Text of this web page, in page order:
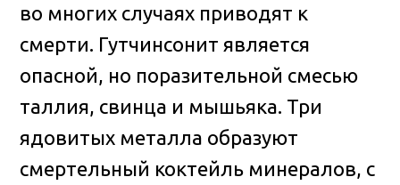
во многих случаях приводят к
смерти. Гутчинсонит является
опасной, но поразительной смесью
таллия, свинца и мышьяка. Три
ядовитых металла образуют
смертельный коктейль минералов, с